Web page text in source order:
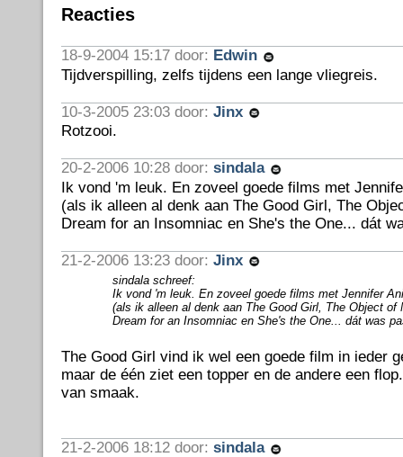
Reacties
18-9-2004 15:17 door: Edwin
Tijdverspilling, zelfs tijdens een lange vliegreis.
10-3-2005 23:03 door: Jinx
Rotzooi.
20-2-2006 10:28 door: sindala
Ik vond 'm leuk. En zoveel goede films met
(als ik alleen al denk aan The Good Girl, The
Dream for an Insomniac en She's the One... dát
21-2-2006 13:23 door: Jinx
sindala schreef:
Ik vond 'm leuk. En zoveel goede films met Jennifer
(als ik alleen al denk aan The Good Girl, The Object of
Dream for an Insomniac en She's the One... dát was
The Good Girl vind ik wel een goede film in ieder
maar de één ziet een topper en de andere een
van smaak.
21-2-2006 18:12 door: sindala